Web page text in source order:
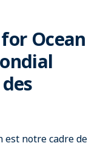
Ocean
est notre cadre de